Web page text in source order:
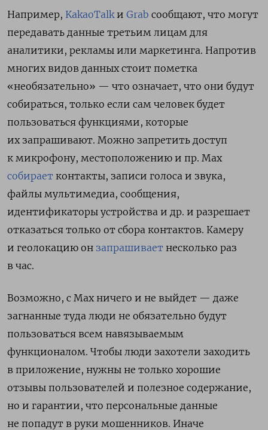
Например, KakaoTalkи Grab сообщают, что могут
передавать данные третьим лицам для
аналитики, рекламы или маркетинга. Напротив
многих видов данных стоит пометка
«необязательно» — что означает, что они будут
собираться, только если сам человек будет
пользоваться функциями, которые
их запрашивают. Можно запретить доступ
к микрофону, местоположению и пр. Max
собирает контакты, записи голоса и звука,
файлы мультимедиа, сообщения,
идентификаторы устройства и др. и разрешает
отказаться только от сбора контактов. Камеру
и геолокацию он запрашивает несколько раз
в час.
Возможно, с Max ничего и не выйдет — даже
загнанные туда люди не обязательно будут
пользоваться всем навязываемым
функционалом. Чтобы люди захотели заходить
в приложение, нужны не только хорошие
отзывы пользователей и полезное содержание,
но и гарантии, что персональные данные
не попадут в руки мошенников. Иначе